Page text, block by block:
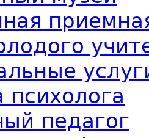
психолога
педагог